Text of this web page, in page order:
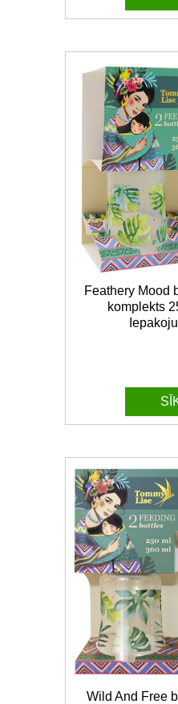
Feathery Mood
komplekts
Wild And Free